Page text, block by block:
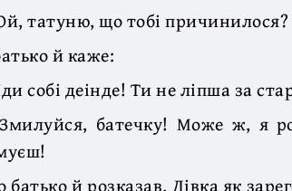
татуню, що тобі
й каже:
собі деінде! Ти не ліпша за
батечку! Може ж, я
батько й розказав. Дівка як